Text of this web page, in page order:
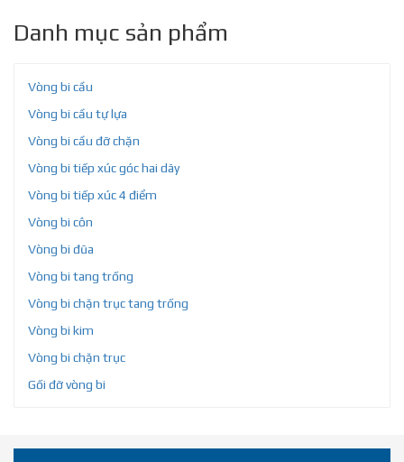
Danh mục sản phẩm
Vòng bi cầu
Vòng bi cầu tự lựa
Vòng bi cầu đỡ chặn
Vòng bi tiếp xúc góc hai dãy
Vòng bi tiếp xúc 4 điểm
Vòng bi côn
Vòng bi đũa
Vòng bi tang trống
Vòng bi chặn trục tang trống
Vòng bi kim
Vòng bi chặn trục
Gối đỡ vòng bi